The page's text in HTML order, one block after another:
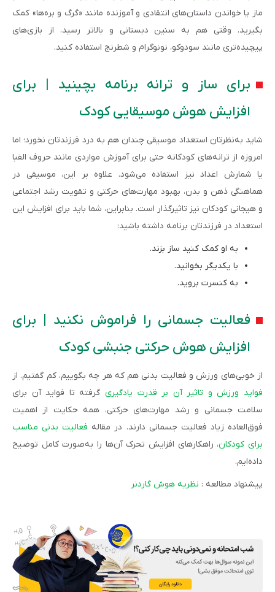
ماز یا خواندن داستان‌های انتقادی و آموزنده مانند «گرگ و بره‌ها» کمک
بگیرید. وقتی هم به سنین دبستانی و بالاتر رسید، از بازی‌های
پیچیده‌تری مانند سودوکو، نونوگرام و شطرنج استفاده کنید.
برای ساز و ترانه برنامه بچینید | برای
افزایش هوش موسیقایی کودک
شاید به‌نظرتان استعداد موسیقی چندان هم به درد فرزندتان نخورد؛ اما
امروزه از ترانه‌های کودکانه حتی برای آموزش مواردی مانند حروف الفبا
یا شمارش اعداد نیز استفاده می‌شود. علاوه بر این، موسیقی در
هماهنگی ذهن و بدن، بهبود مهارت‌های حرکتی و تقویت رشد اجتماعی
و هیجانی کودکان نیز تاثیرگذار است. بنابراین، شما باید برای افزایش این
استعداد در فرزندتان برنامه داشته باشید:
به او کمک کنید ساز بزند.
با یکدیگر بخوانید.
به کنسرت بروید.
فعالیت جسمانی را فراموش نکنید | برای
افزایش هوش حرکتی جنبشی کودک
از خوبی‌های ورزش و فعالیت بدنی هم که هر چه بگوییم، کم گفتیم. از
فواید ورزش و تاثیر آن بر قدرت یادگیری گرفته تا فواید آن برای
سلامت جسمانی و رشد مهارت‌های حرکتی، همه حکایت از اهمیت
فوق‌العاده زیاد فعالیت جسمانی دارند. در مقاله فعالیت بدنی مناسب
برای کودکان، راهکارهای افزایش تحرک آن‌ها را به‌صورت کامل توضیح
داده‌ایم.
پیشنهاد مطالعه : نظریه هوش گاردنر